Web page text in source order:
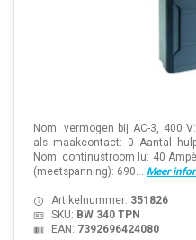
Nom. vermogen bij AC-3, 400
als maakcontact: 0 Aantal
Nom. continustroom Iu: 40
(meetspanning): 690... Meer
Artikelnummer: 351826
SKU: BW 340 TPN
EAN: 7392696424080